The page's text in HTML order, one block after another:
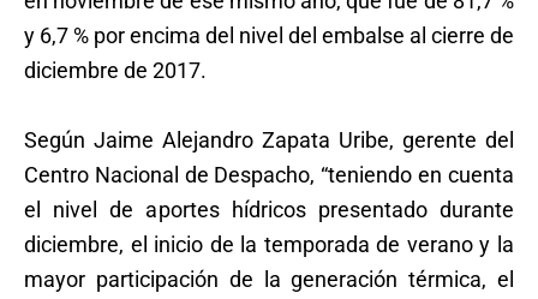
y 6,7 % por encima del nivel del embalse al cierre de
diciembre de 2017.
Según Jaime Alejandro Zapata Uribe, gerente del
Centro Nacional de Despacho, “teniendo en cuenta
el nivel de aportes hídricos presentado durante
diciembre, el inicio de la temporada de verano y la
mayor participación de la generación térmica, el